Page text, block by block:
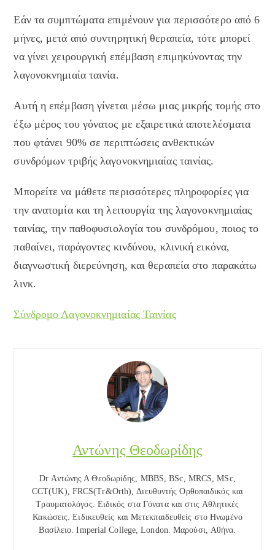
Εάν τα συμπτώματα επιμένουν για περισσότερο από 6
μήνες, μετά από συντηρητική θεραπεία, τότε μπορεί
να γίνει χειρουργική επέμβαση επιμηκύνοντας την
λαγονοκνημιαία ταινία.
Αυτή η επέμβαση γίνεται μέσω μιας μικρής τομής στο
έξω μέρος του γόνατος με εξαιρετικά αποτελέσματα
που φτάνει 90% σε περιπτώσεις ανθεκτικών
συνδρόμων τριβής λαγονοκνημιαίας ταινίας.
Μπορείτε να μάθετε περισσότερες πληροφορίες για
την ανατομία και τη λειτουργία της λαγονοκνημιαίας
ταινίας, την παθοφυσιολογία του συνδρόμου, ποιος το
παθαίνει, παράγοντες κινδύνου, κλινική εικόνα,
διαγνωστική διερεύνηση, και θεραπεία στο παρακάτω
λινκ.
Σύνδρομο Λαγονοκνημιαίας Ταινίας
Αντώνης Θεοδωρίδης
Dr Αντώνης Α Θεοδωρίδης, MBBS, BSc, MRCS, MSc,
CCT(UK), FRCS(Tr&Orth), Διευθυντής Ορθοπαιδικός και
Τραυματολόγος. Ειδικός στα Γόνατα και στις Αθλητικές
Κακώσεις. Ειδικευθείς και Μετεκπαιδευθείς στο Ηνωμένο
Βασίλειο. Imperial College, London. Μαρούσι, Αθήνα.